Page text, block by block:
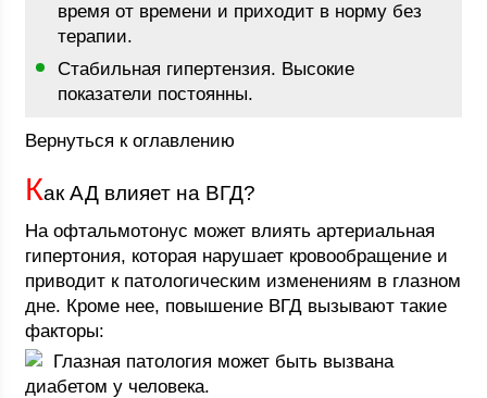
время от времени и приходит в норму без
терапии.
Стабильная гипертензия. Высокие
показатели постоянны.
Вернуться к оглавлению
Как АД влияет на ВГД?
На офтальмотонус может влиять артериальная
гипертония, которая нарушает кровообращение и
приводит к патологическим изменениям в глазном
дне. Кроме нее, повышение ВГД вызывают такие
факторы:
Глазная патология может быть вызвана
диабетом у человека.